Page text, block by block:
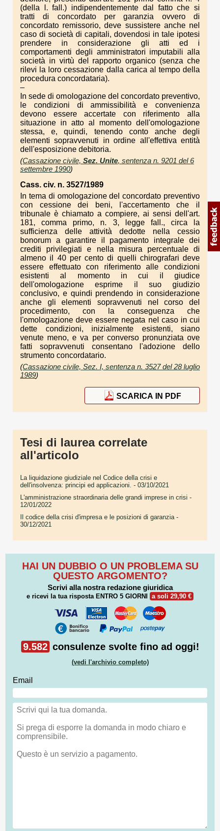
(della l. fall.) indipendentemente dal fatto che si
tratti di concordato per garanzia ovvero di
concordato remissorio, deve sussistere anche nel
caso di società di capitali, dovendosi in tale ipotesi
prendere in considerazione gli atti ed i
comportamenti degli amministratori imputabili alla
società in virtù del rapporto organico (senza che
rilevi la loro cessazione dalla carica al tempo della
procedura concordataria).
–
In sede di omologazione del concordato preventivo,
le condizioni di ammissibilità e convenienza
devono essere accertate con riferimento alla
situazione in atto al momento dell'omologazione
stessa, e, quindi, tenendo conto anche degli
elementi sopravvenuti in ordine all'effettiva entità
dell'esposizione debitoria.
(Cassazione civile, Sez. Unite, sentenza n. 9201 del 6
settembre 1990)
Cass. civ. n. 3527/1989
In tema di omologazione del concordato preventivo
con cessione dei beni, l'accertamento che il
tribunale è chiamato a compiere, ai sensi dell'art.
181, comma primo, n. 3, legge fall., circa la
sufficienza delle attività dedotte nella cessio
bonorum a garantire il pagamento integrale dei
crediti privilegiati e nella misura percentuale di
almeno il 40 per cento di quelli chirografari deve
essere effettuato con riferimento alle condizioni
esistenti al momento in cui il giudice
dell'omologazione esprime il suo giudizio
conclusivo, e quindi prendendo in considerazione
anche gli elementi sopravvenuti nel corso del
procedimento, con la conseguenza che
l'omologazione deve essere negata nel caso in cui
dette condizioni, inizialmente esistenti, siano
venute meno, e va per converso pronunziata ove
fatti sopravvenuti consentano l'adozione dello
strumento concordatario.
(Cassazione civile, Sez. I, sentenza n. 3527 del 28 luglio
1989)
SCARICA IN PDF
Tesi di laurea correlate
all'articolo
La liquidazione giudiziale nel Codice della crisi e
dell'insolvenza: principi ed applicazioni. - 03/10/2021
L'amministrazione straordinaria delle grandi imprese in crisi -
12/01/2022
Il codice della crisi d'impresa e le posizioni di garanzia -
30/12/2021
HAI UN DUBBIO O UN PROBLEMA SU
QUESTO ARGOMENTO?
Scrivi alla nostra redazione giuridica
e ricevi la tua risposta ENTRO 5 GIORNI a soli 29,90 €
9.582 consulenze svolte fino ad oggi!
(vedi l'archivio completo)
Email